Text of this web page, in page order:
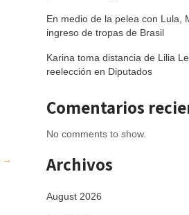
→
En medio de la pelea con Lula,
ingreso de tropas de Brasil
Karina toma distancia de Lilia
reelección en Diputados
Comentarios
No comments to show.
Archivos
August 2026